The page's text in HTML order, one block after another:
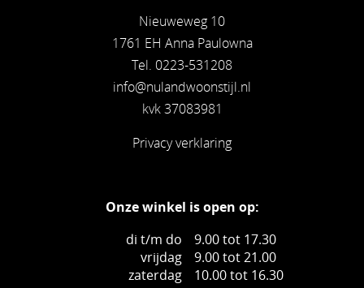
Nieuweweg 10
1761 EH Anna Paulowna
Tel. 0223-531208
info@nulandwoonstijl.nl
kvk 37083981
Privacy verklaring
Onze winkel is open op:
di t/m do
9.00 tot 17.30
vrijdag
9.00 tot 21.00
zaterdag
10.00 tot 16.30